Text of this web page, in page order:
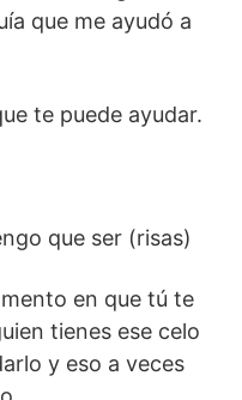
que me ayudó a
te puede ayudar.
que ser (risas)
en que tú te
tienes ese celo
y eso a veces